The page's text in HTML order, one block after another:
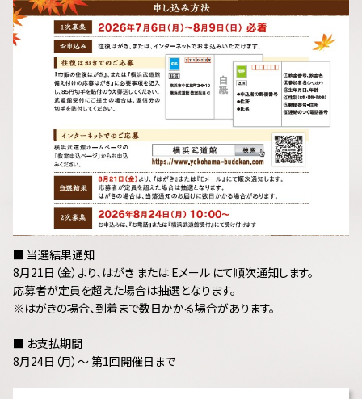
■ 当選結果通知
8月21日（金）より、はがき または Eメール にて順次通知します。
応募者が定員を超えた場合は抽選となります。
※はがきの場合、到着まで数日かかる場合があります。
■ お支払期間
8月24日（月）～ 第1回開催日まで